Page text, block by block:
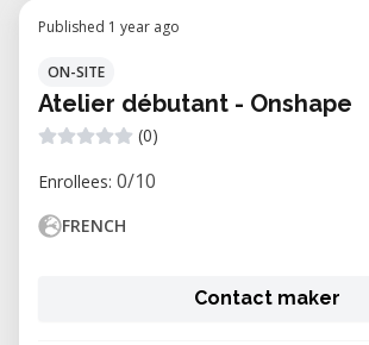
Published 1 year ago
ON-SITE
Atelier débutant - Onshape
(0)
Enrollees: 0/10
FRENCH
Contact maker